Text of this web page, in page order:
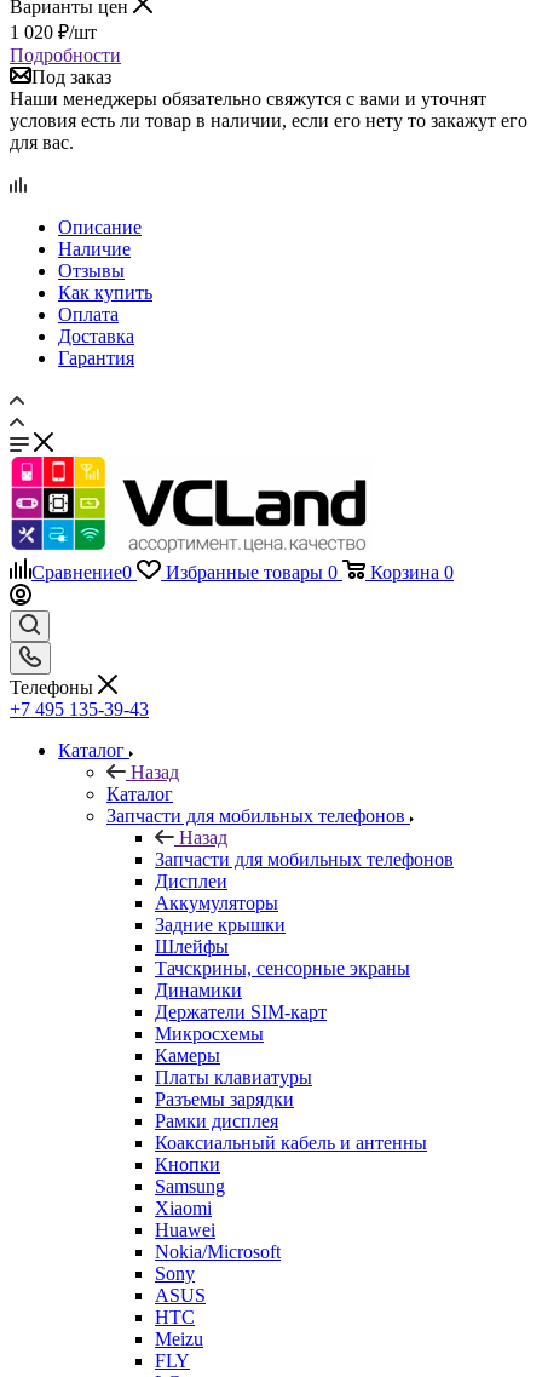
1 020₽/шт
Подробности
Под заказ
Наши менеджеры обязательно свяжутся с вами и уточнят
условия есть ли товар в наличии, если его нету то закажут его
для вас.
Наличие
Отзывы
Как купить
Оплата
Доставка
Гарантия
Сравнение 0 Избранные товары 0
Телефоны
+7 495 135-39-43
Назад
Каталог
Запчасти для мобильных телефонов
Назад
Запчасти для мобильных телефонов
Дисплеи
Аккумуляторы
Задние крышки
Шлейфы
Тачскрины, сенсорные экраны
Динамики
Держатели SIM-карт
Микросхемы
Камеры
Платы клавиатуры
Разъемы зарядки
Рамки дисплея
Коаксиальный кабель и антенны
Кнопки
Samsung
Xiaomi
Huawei
Nokia/Microsoft
Sony
ASUS
HTC
Meizu
FLY
LG